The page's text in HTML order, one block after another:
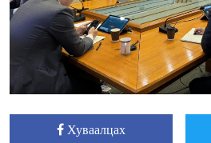
Хуваалцах